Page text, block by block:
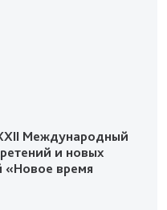
Международный
и новых
«Новое время